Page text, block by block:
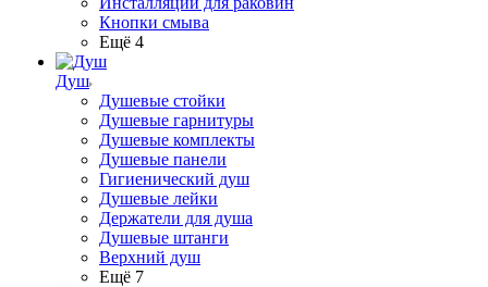
Кнопки смыва
Ещё 4
Душ
Душевые стойки
Душевые гарнитуры
Душевые комплекты
Душевые панели
Гигиенический душ
Душевые лейки
Держатели для душа
Душевые штанги
Верхний душ
Ещё 7